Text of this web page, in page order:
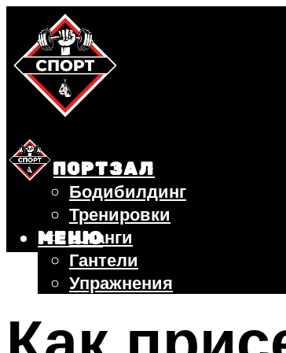
СПОРТЗАЛ
Бодибилдинг
Тренировки
Штанги
Гантели
Упражнения
БЕГ
МЕНЮ